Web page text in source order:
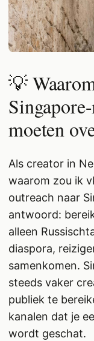
💡
moeten
Als creator in
waarom zou ik
outreach naar
antwoord:
alleen
diaspora,
samenkomen.
steeds vaker
publiek te
kanalen dat je
wordt geschat.